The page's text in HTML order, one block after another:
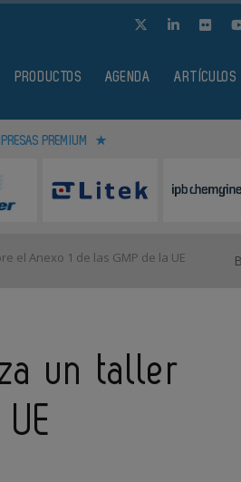
PRODUCTOS AGENDA ARTÍCULOS
PREMIUM
el Anexo 1 de las GMP de la UE
un taller